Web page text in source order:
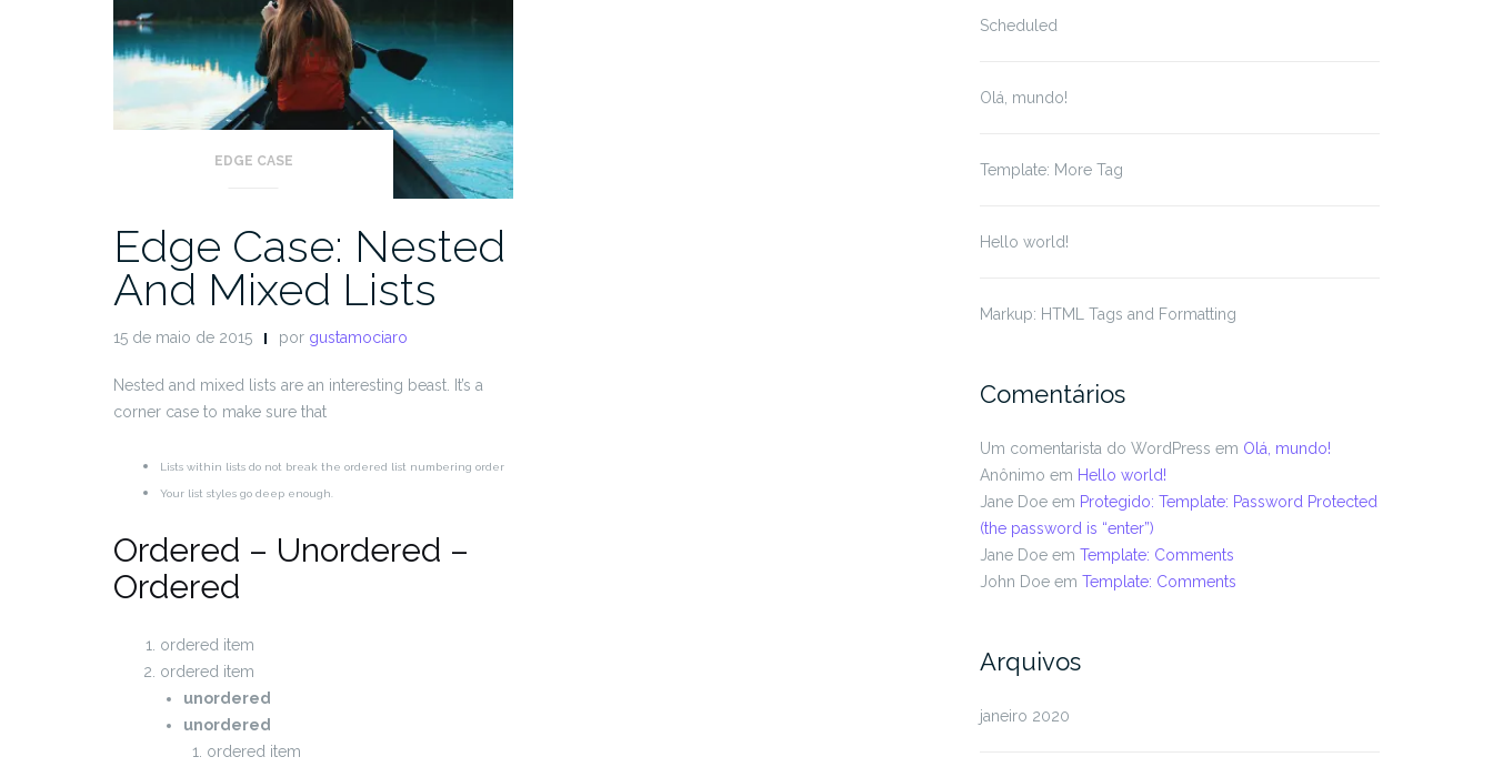
EDGE CASE
Edge Case: Nested
And Mixed Lists
15 de maio de 2015 por gustamociaro
Nested and mixed lists are an interesting beast. It’s a
corner case to make sure that
Lists within lists do not break the ordered list numbering order
Your list styles go deep enough.
Ordered – Unordered –
Ordered
ordered item
ordered item
unordered
unordered
ordered item
Scheduled
Olá, mundo!
Template: More Tag
Hello world!
Markup: HTML Tags and Formatting
Comentários
Um comentarista do WordPress em Olá, mundo!
Anônimo em Hello world!
Jane Doe em Protegido: Template: Password Protected
(the password is “enter”)
Jane Doe em Template: Comments
John Doe em Template: Comments
Arquivos
janeiro 2020